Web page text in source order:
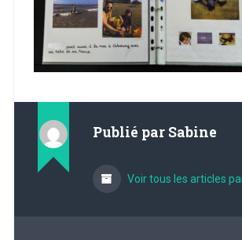
Publié par Sabine
Voir tous les articles